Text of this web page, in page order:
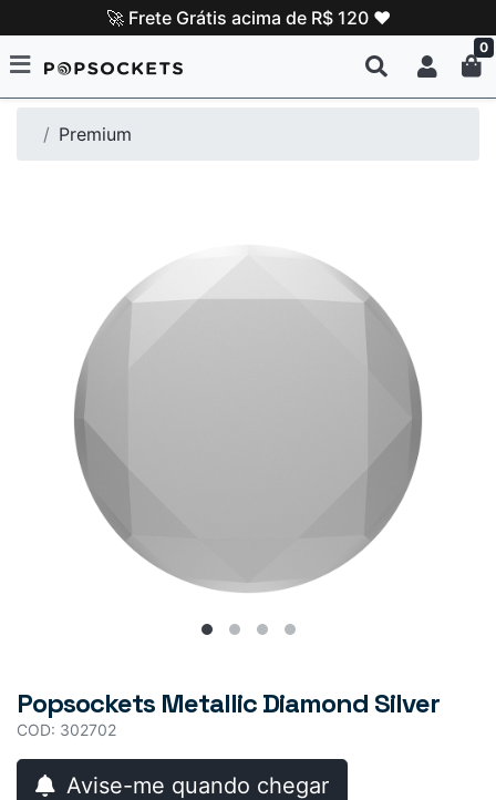
🚀 Frete Grátis acima de R$ 120 ❤️
0
Premium
Popsockets Metallic Diamond Silver
COD: 302702
Avise-me quando chegar